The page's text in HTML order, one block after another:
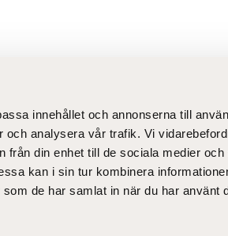
innehållet och annonserna till
och analysera vår trafik. Vi
från din enhet till de sociala medier
kan i sin tur kombinera
de har samlat in när du har använt
Till nyantagna
Kyrkans svenska